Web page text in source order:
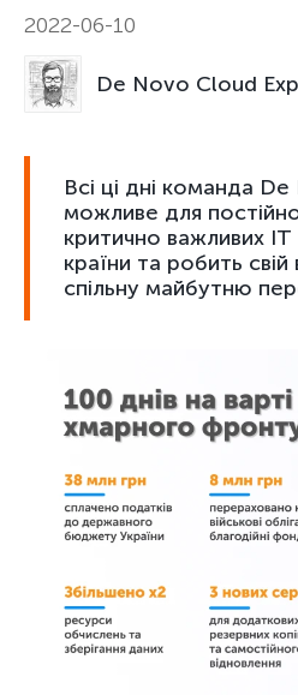
2022-06-10
De Novo Cloud
Всі ці дні команда
можливе для
критично важливих ІТ
країни та робить
спільну майбутню